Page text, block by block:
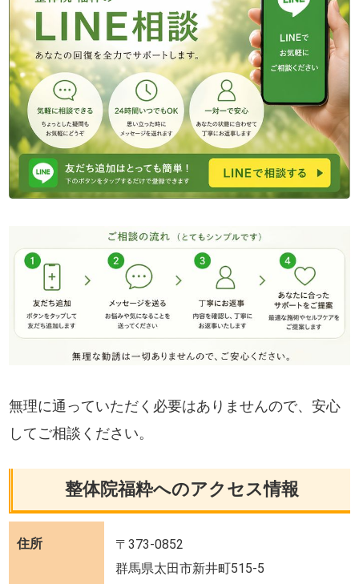
無理に通っていただく必要はありませんので、安心
してご相談ください。
整体院福粋へのアクセス情報
住所
〒373-0852
群馬県太田市新井町515-5